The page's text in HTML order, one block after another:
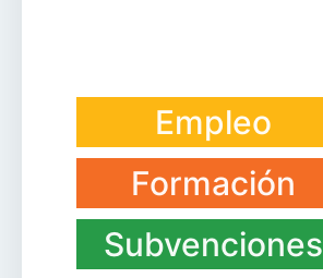
Empleo
Formación
Subvenciones